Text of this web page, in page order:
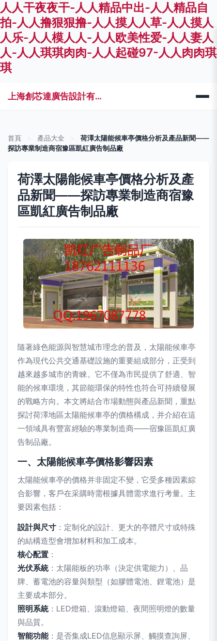
人人干夜夜干-人人精品中出-人人精品自
拍-人人撸狠狠撸-人人摸人人草-人人摸人
人乐-人人模人人-人人欧美性爱-人人妻人
人-人人琪琪肉肉-人人起碰97-人人肉肉琪
琪
上海創芯達廣告設計有限公司
首頁 產品大全
荷澤太陽能候車亭價格分析及產品新聞——
探訪專業制造商宿豫區凱紅廣告制品廠
荷澤太陽能候車亭價格分析及產
品新聞——探訪專業制造商宿豫
區凱紅廣告制品廠
隨著綠色能源與智慧城市理念的普及，太陽能候車亭
作為現代公共交通基礎設施的重要組成部分，正受到
越來越多城市的青睞。它不僅為市民提供了舒適、智
能的候車環境，其節能環保的特性也符合可持續發展
的戰略方向。本文將結合市場動態與產品新聞，重點
探討荷澤地區太陽能候車亭的價格構成，并介紹在這
一領域具有豐富經驗的專業制造商——宿豫區凱紅廣
告制品廠。
一、太陽能候車亭價格影響因素
太陽能候車亭的價格并非固定不變，它受多種因素綜
合影響，客戶在采購時需根據具體需求進行考量。主
要因素包括：
設計與尺寸 ：定制化的設計、更大的亭體尺寸或特殊
的結構造型會增加材料和加工成本。
核心配置 ：
光伏系統：太陽能板的功率（決定供電能力）、品
牌、蓄電池的容量與類型（如膠體電池、鋰電池）是
主要成本部分。
照明系統：LED燈箱、滾動燈箱、夜間照明燈的數量
與品質。
智能功能：是否集成LED信息顯示屏、觸摸查詢屏、